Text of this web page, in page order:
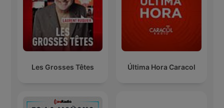
Les Grosses Têtes Última Hora Caracol